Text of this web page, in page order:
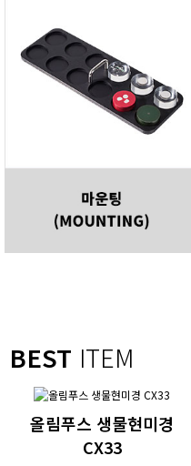
BEST ITEM
올림푸스 생물현미경
CX33